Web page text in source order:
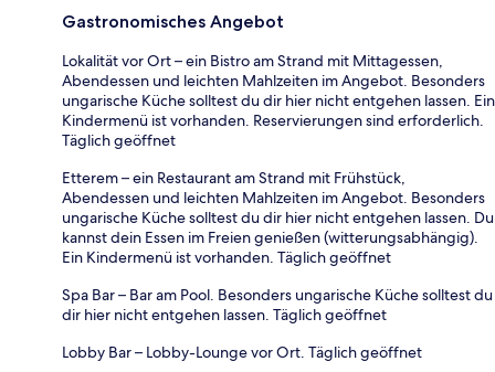
Gastronomisches Angebot
Lokalität vor Ort – ein Bistro am Strand mit Mittagessen,
Abendessen und leichten Mahlzeiten im Angebot. Besonders
ungarische Küche solltest du dir hier nicht entgehen lassen. Ein
Kindermenü ist vorhanden. Reservierungen sind erforderlich.
Täglich geöffnet
Etterem – ein Restaurant am Strand mit Frühstück,
Abendessen und leichten Mahlzeiten im Angebot. Besonders
ungarische Küche solltest du dir hier nicht entgehen lassen. Du
kannst dein Essen im Freien genießen (witterungsabhängig).
Ein Kindermenü ist vorhanden. Täglich geöffnet
Spa Bar – Bar am Pool. Besonders ungarische Küche solltest du
dir hier nicht entgehen lassen. Täglich geöffnet
Lobby Bar – Lobby-Lounge vor Ort. Täglich geöffnet